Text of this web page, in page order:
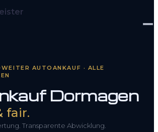
AUTOANKAUF · ALLE
Dormagen
fair.
Transparente Abwicklung.